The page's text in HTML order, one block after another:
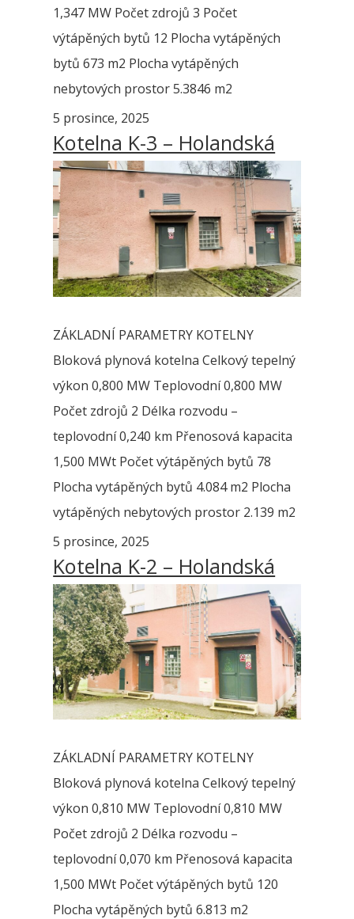
1,347 MW Počet zdrojů 3 Počet
výtápěných bytů 12 Plocha vytápěných
bytů 673 m2 Plocha vytápěných
nebytových prostor 5.3846 m2
5 prosince, 2025
Kotelna K-3 – Holandská
ZÁKLADNÍ PARAMETRY KOTELNY
Bloková plynová kotelna Celkový tepelný
výkon 0,800 MW Teplovodní 0,800 MW
Počet zdrojů 2 Délka rozvodu –
teplovodní 0,240 km Přenosová kapacita
1,500 MWt Počet výtápěných bytů 78
Plocha vytápěných bytů 4.084 m2 Plocha
vytápěných nebytových prostor 2.139 m2
5 prosince, 2025
Kotelna K-2 – Holandská
ZÁKLADNÍ PARAMETRY KOTELNY
Bloková plynová kotelna Celkový tepelný
výkon 0,810 MW Teplovodní 0,810 MW
Počet zdrojů 2 Délka rozvodu –
teplovodní 0,070 km Přenosová kapacita
1,500 MWt Počet výtápěných bytů 120
Plocha vytápěných bytů 6.813 m2